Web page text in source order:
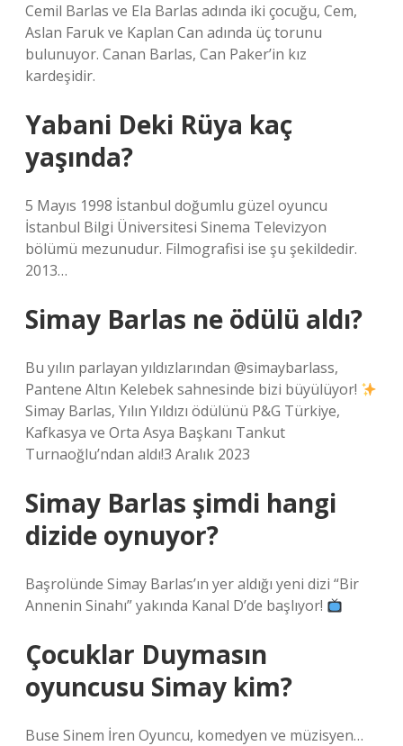
Cemil Barlas ve Ela Barlas adında iki çocuğu, Cem,
Aslan Faruk ve Kaplan Can adında üç torunu
bulunuyor. Canan Barlas, Can Paker’in kız
kardeşidir.
Yabani Deki Rüya kaç
yaşında?
5 Mayıs 1998 İstanbul doğumlu güzel oyuncu
İstanbul Bilgi Üniversitesi Sinema Televizyon
bölümü mezunudur. Filmografisi ise şu şekildedir.
2013…
Simay Barlas ne ödülü aldı?
Bu yılın parlayan yıldızlarından @simaybarlass,
Pantene Altın Kelebek sahnesinde bizi büyülüyor!
Simay Barlas, Yılın Yıldızı ödülünü P&G Türkiye,
Kafkasya ve Orta Asya Başkanı Tankut
Turnaoğlu’ndan aldı!3 Aralık 2023
Simay Barlas şimdi hangi
dizide oynuyor?
Başrolünde Simay Barlas’ın yer aldığı yeni dizi “Bir
Annenin Sinahı” yakında Kanal D’de başlıyor!
Çocuklar Duymasın
oyuncusu Simay kim?
Buse Sinem İren Oyuncu, komedyen ve müzisyen…